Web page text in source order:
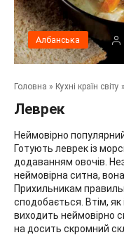
Албанська
Головна » Кухні країн світу »
Леврек
Неймовірно
Готують леврек із
додаванням овочів.
неймовірна ситна,
Прихильникам
сподобається. Втім,
виходить неймовірно
на досить скромний